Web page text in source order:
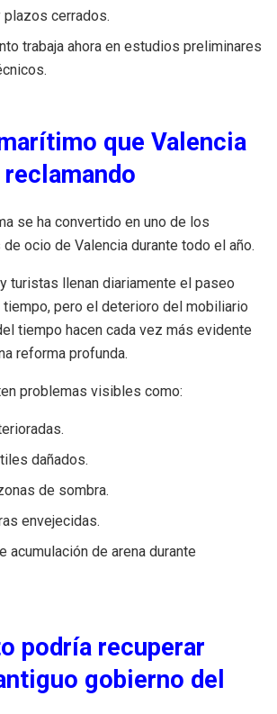
plazos cerrados.
trabaja ahora en estudios preliminares
que Valencia
reclamando
se ha convertido en uno de los
ocio de Valencia durante todo el año.
turistas llenan diariamente el paseo
tiempo, pero el deterioro del mobiliario
tiempo hacen cada vez más evidente
reforma profunda.
problemas visibles como:
dañados.
de sombra.
envejecidas.
acumulación de arena durante
podría recuperar
gobierno del